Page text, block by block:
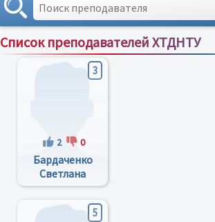
Список преподавателей ХТДНТУ
Сортировка по:имени
3
2 0
Бардаченко
Светлана
Викторовна
5